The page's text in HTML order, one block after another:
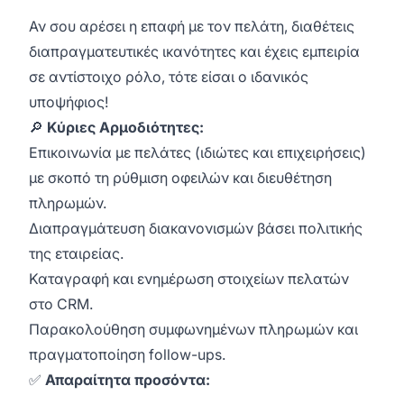
Αν σου αρέσει η επαφή με τον πελάτη, διαθέτεις
διαπραγματευτικές ικανότητες και έχεις εμπειρία
σε αντίστοιχο ρόλο, τότε είσαι ο ιδανικός
υποψήφιος!
🔎 Κύριες Αρμοδιότητες:
Επικοινωνία με πελάτες (ιδιώτες και επιχειρήσεις)
με σκοπό τη ρύθμιση οφειλών και διευθέτηση
πληρωμών.
Διαπραγμάτευση διακανονισμών βάσει πολιτικής
της εταιρείας.
Καταγραφή και ενημέρωση στοιχείων πελατών
στο CRM.
Παρακολούθηση συμφωνημένων πληρωμών και
πραγματοποίηση follow-ups.
✅ Απαραίτητα προσόντα: